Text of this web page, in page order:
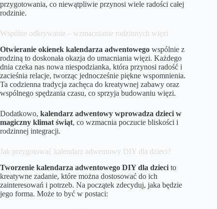
przygotowania, co niewątpliwie przynosi wiele radości całej
rodzinie.
Wspólne odkrywanie – wzmacnianie rodzinnych więzi
Otwieranie okienek kalendarza adwentowego wspólnie z
rodziną to doskonała okazja do umacniania więzi. Każdego
dnia czeka nas nowa niespodzianka, która przynosi radość i
zacieśnia relacje, tworząc jednocześnie piękne wspomnienia.
Ta codzienna tradycja zachęca do kreatywnej zabawy oraz
wspólnego spędzania czasu, co sprzyja budowaniu więzi.
Dodatkowo, kalendarz adwentowy wprowadza dzieci w
magiczny klimat świąt, co wzmacnia poczucie bliskości i
rodzinnej integracji.
Jak przygotować kalendarz adwentowy DIY dla dzieci?
Tworzenie kalendarza adwentowego DIY dla dzieci to
kreatywne zadanie, które można dostosować do ich
zainteresowań i potrzeb. Na początek zdecyduj, jaka będzie
jego forma. Może to być w postaci: